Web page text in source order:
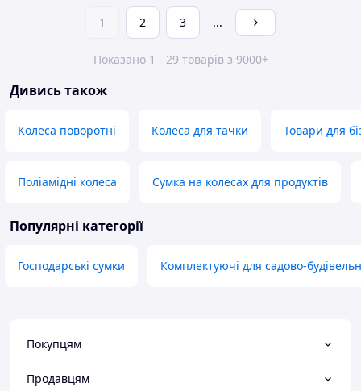
1 2 3 ...
Показано 1 - 29 товарів з 9000+
Дивись також
Колеса поворотні Колеса для тачки Товари для
Поліамідні колеса Сумка на колесах для продуктів
Популярні категорії
Господарські сумки Комплектуючі для садово-
Покупцям
Продавцям